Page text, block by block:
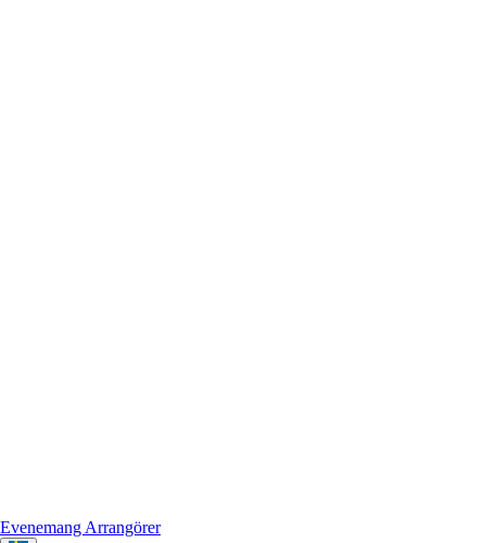
Evenemang Arrangörer